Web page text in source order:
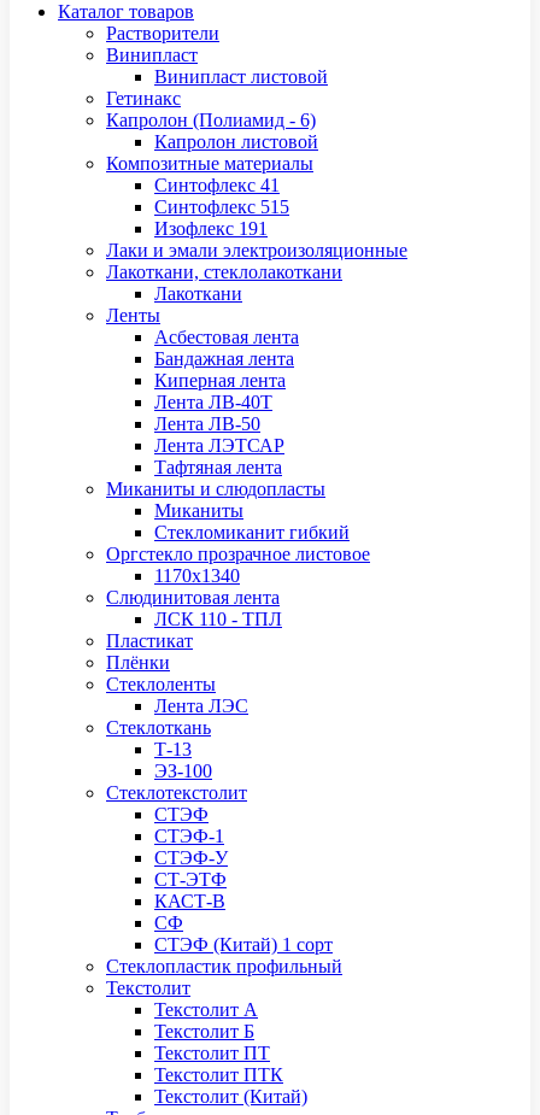
Каталог товаров
Растворители
Винипласт
Винипласт листовой
Гетинакс
Капролон (Полиамид - 6)
Капролон листовой
Композитные материалы
Синтофлекс 41
Синтофлекс 515
Изофлекс 191
Лаки и эмали электроизоляционные
Лакоткани, стеклолакоткани
Лакоткани
Ленты
Асбестовая лента
Бандажная лента
Киперная лента
Лента ЛВ-40Т
Лента ЛВ-50
Лента ЛЭТСАР
Тафтяная лента
Миканиты и слюдопласты
Миканиты
Стекломиканит гибкий
Оргстекло прозрачное листовое
1170х1340
Слюдинитовая лента
ЛСК 110 - ТПЛ
Пластикат
Плёнки
Стеклоленты
Лента ЛЭС
Стеклоткань
Т-13
ЭЗ-100
Стеклотекстолит
СТЭФ
СТЭФ-1
СТЭФ-У
СТ-ЭТФ
КАСТ-В
СФ
СТЭФ (Китай) 1 сорт
Стеклопластик профильный
Текстолит
Текстолит А
Текстолит Б
Текстолит ПТ
Текстолит ПТК
Текстолит (Китай)